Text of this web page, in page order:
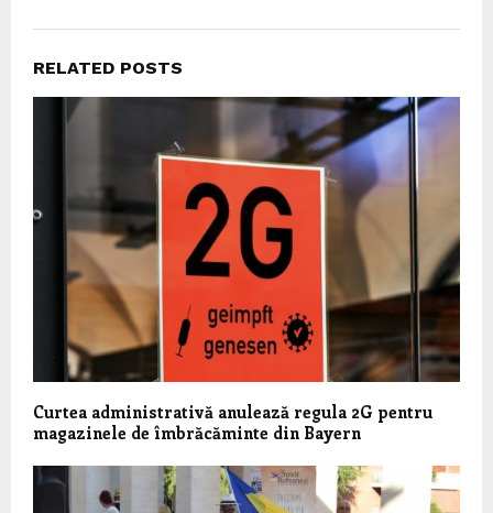
RELATED POSTS
Curtea administrativă anulează regula 2G pentru
magazinele de îmbrăcăminte din Bayern